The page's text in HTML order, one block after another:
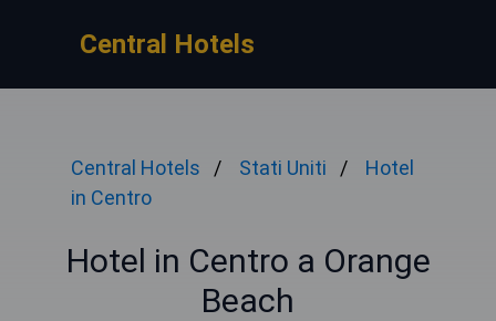
Central Hotels
Central Hotels Stati Uniti
Hotel
in Centro
Hotel in Centro a Orange
Beach